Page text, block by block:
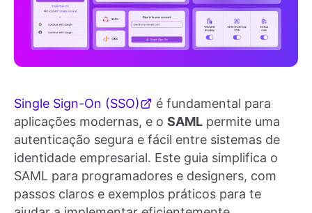
Single Sign-On (SSO)
é fundamental para
aplicações modernas, e o SAML permite uma
autenticação segura e fácil entre sistemas de
identidade empresarial. Este guia simplifica o
SAML para programadores e designers, com
passos claros e exemplos práticos para te